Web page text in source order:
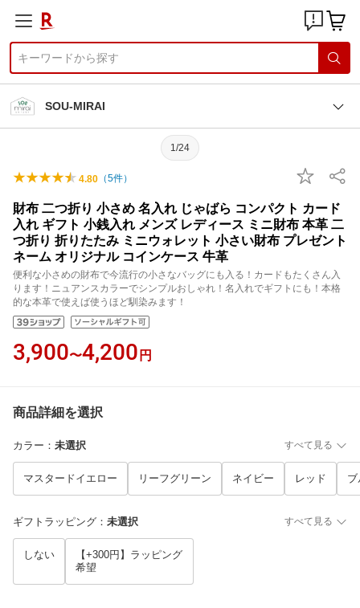
SOU-MIRAI
1/24
4.80 （5件）
財布 二つ折り 小さめ 名入れ じゃばら コンパクト カード
入れ ギフト 小銭入れ メンズ レディース ミニ財布 本革 二
つ折り 折りたたみ ミニウォレット 小さい財布 プレゼント
ネーム オリジナル コインケース 牛革
便利な小さめの財布で今流行の小さなバッグにも入る！カードもたくさん入
ります！ニュアンスカラーでシンプルおしゃれ！名入れでギフトにも！本格
的な本革で使えば使うほど馴染みます！
3,900〜4,200 円
商品詳細を選択
カラー ： 未選択 すべて見る
マスタードイエロー リーフグリーン ネイビー レッド
ギフトラッピング ： 未選択 すべて見る
しない
【+300円】ラッピング
希望